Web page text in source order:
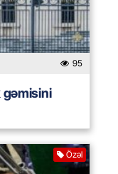
95
gəmisini
Özəl